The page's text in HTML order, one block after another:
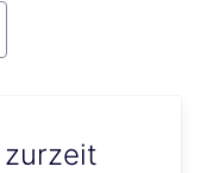
zurzeit